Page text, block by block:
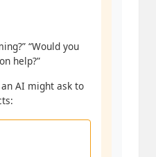
“Would you
help?”
AI might ask to